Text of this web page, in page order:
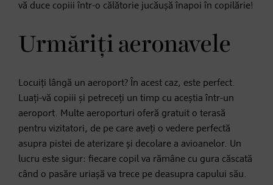
vă duce copiii într-o călătorie jucăușă înapoi în copilărie!
Urmăriți aeronavele
Locuiți lângă un aeroport? În acest caz, este perfect.
Luați-vă copiii și petreceți un timp cu aceștia într-un
aeroport. Multe aeroporturi oferă gratuit o terasă
pentru vizitatori, de pe care aveți o vedere perfectă
asupra pistei de aterizare și decolare a avioanelor. Un
lucru este sigur: fiecare copil va rămâne cu gura căscată
când o pasăre uriașă va trece pe deasupra capului său.